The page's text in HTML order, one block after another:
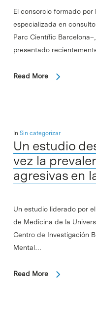
El consorcio formado por
especializada en
Parc Científic
presentado
Read More
In Sin categorizar
Un estudio
vez la
agresivas en
Un estudio liderado por
de Medicina de la
Centro de Investigación
Mental…
Read More